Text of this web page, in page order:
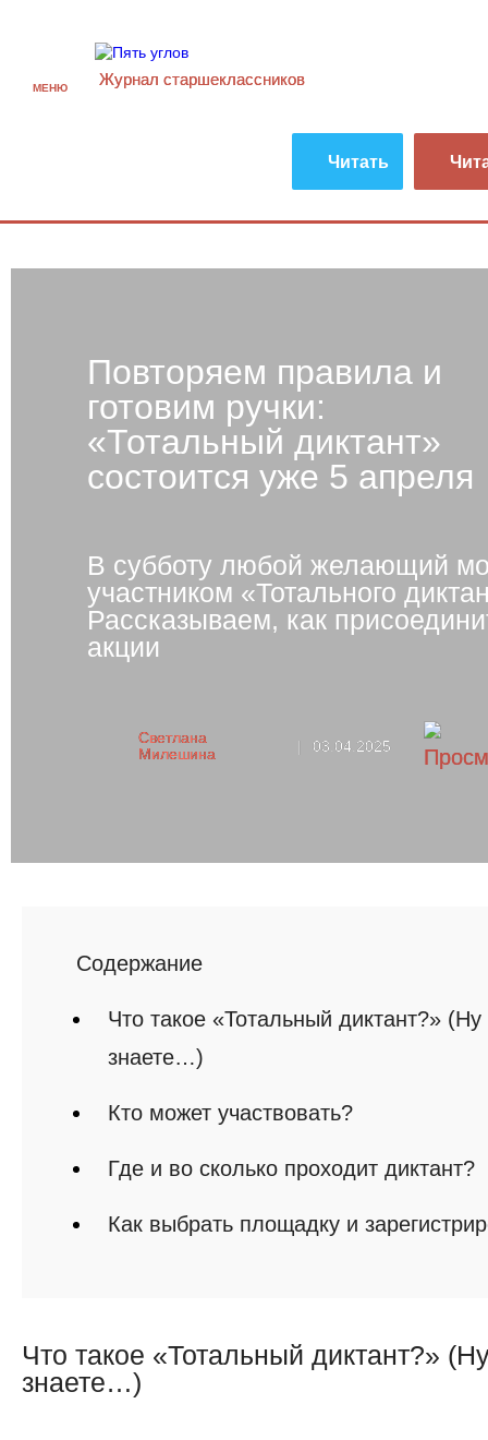
МЕНЮ Журнал старшекласcников
Читать
Повторяем правила и
готовим ручки:
«Тотальный диктант»‎
состоится уже 5 апреля
В субботу любой желающий
участником «‎Тотального
Рассказываем, как
акции
Светлана
Милешина
| 03.04.2025
Cодержание
Что такое «‎Тотальный диктант?»
знаете…)
Кто может участвовать?
Где и во сколько проходит диктант?
Как выбрать площадку и
Что
Что такое «‎Тотальный диктант?»
знаете…)